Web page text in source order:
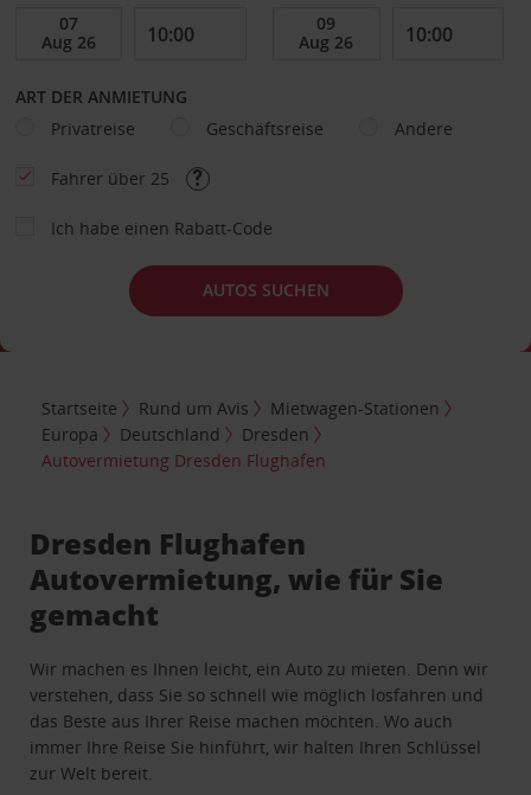
ART DER ANMIETUNG
Privatreise
Geschäftsreise Andere
Fahrer über 25
Ich habe einen Rabatt-Code
AUTOS SUCHEN
Startseite Rund um Avis
Mietwagen-Stationen
Europa
Deutschland
Dresden
Autovermietung Dresden Flughafen
Dresden Flughafen
Autovermietung, wie für Sie
gemacht
Wir machen es Ihnen leicht, ein Auto zu mieten. Denn wir
verstehen, dass Sie so schnell wie möglich losfahren und
das Beste aus Ihrer Reise machen möchten. Wo auch
immer Ihre Reise Sie hinführt, wir halten Ihren Schlüssel
zur Welt bereit.